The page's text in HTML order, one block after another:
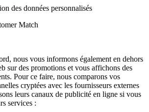
des données personnalisés
Match
nous vous informons également en dehors
sur des promotions et vous affichons des
Pour ce faire, nous comparons vos
cryptées avec les fournisseurs externes
leurs canaux de publicité en ligne si vous
services :